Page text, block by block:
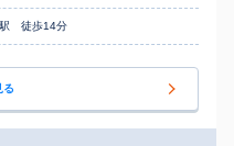
駅 徒歩14分
る